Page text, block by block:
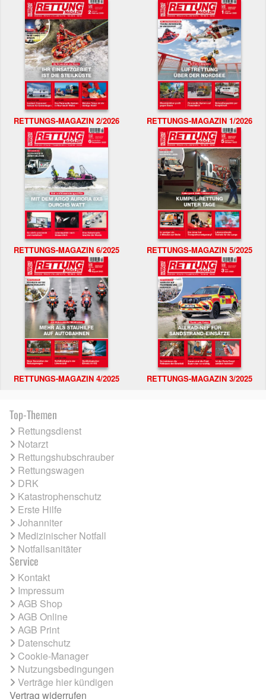
RETTUNGS-MAGAZIN 2/2026 RETTUNGS-MAGAZIN 1/2026
RETTUNGS-MAGAZIN 6/2025 RETTUNGS-MAGAZIN 5/2025
RETTUNGS-MAGAZIN 4/2025 RETTUNGS-MAGAZIN 3/2025
Top-Themen
Rettungsdienst
Notarzt
Rettungshubschrauber
Rettungswagen
DRK
Katastrophenschutz
Erste Hilfe
Johanniter
Medizinischer Notfall
Notfallsanitäter
Service
Kontakt
Impressum
AGB Shop
AGB Online
AGB Print
Datenschutz
Cookie-Manager
Nutzungsbedingungen
Verträge hier kündigen
Vertrag widerrufen